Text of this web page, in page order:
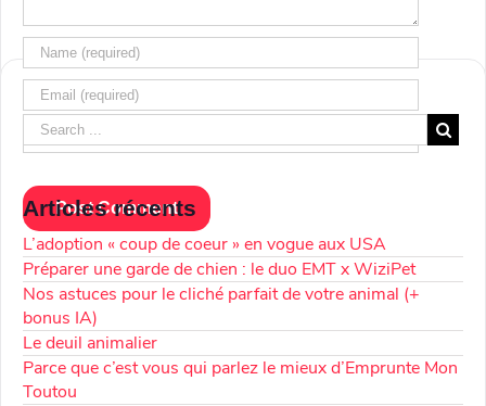
Articles récents
L’adoption « coup de coeur » en vogue aux USA
Préparer une garde de chien : le duo EMT x WiziPet
Nos astuces pour le cliché parfait de votre animal (+
bonus IA)
Le deuil animalier
Parce que c’est vous qui parlez le mieux d’Emprunte Mon
Toutou